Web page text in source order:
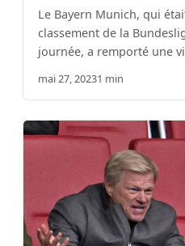
Le Bayern Munich, qui
classement de la
journée, a remporté une
mai 27, 20231 min